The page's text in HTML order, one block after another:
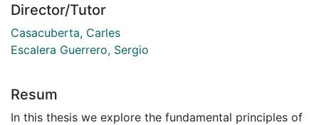
Director/Tutor
Casacuberta, Carles
Escalera Guerrero, Sergio
Resum
In this thesis we explore the fundamental principles of